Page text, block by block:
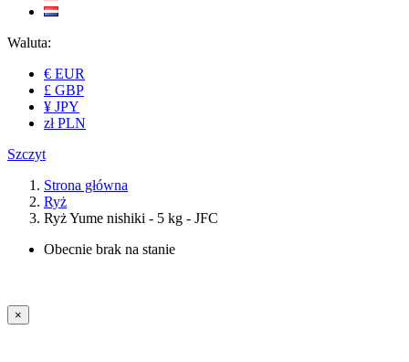
Waluta:
€ EUR
£ GBP
¥ JPY
zł PLN
Szczyt
Strona główna
Ryż
Ryż Yume nishiki - 5 kg - JFC
Obecnie brak na stanie
×